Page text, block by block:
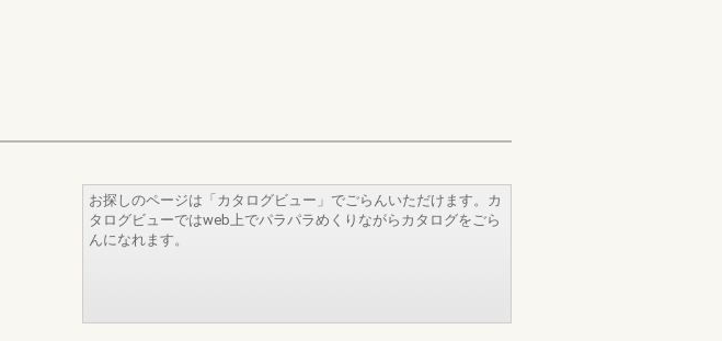
お探しのページは「カタログビュー」でごらんいただけます。カ
タログビューではweb上でパラパラめくりながらカタログをごら
んになれます。